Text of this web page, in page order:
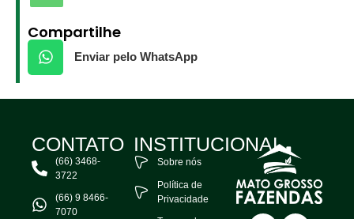
Compartilhe
Enviar pelo WhatsApp
CONTATO
(66) 3468-
3722
(66) 9 8466-
7070
INSTITUCIONAL
Sobre nós
Política de
Privacidade